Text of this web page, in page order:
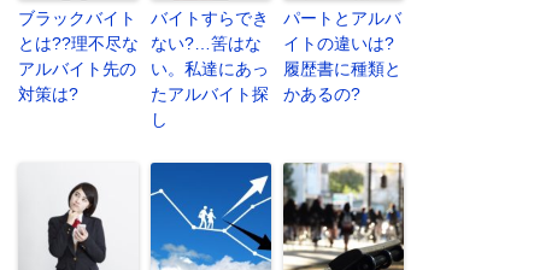
ブラックバイト
とは??理不尽な
アルバイト先の
対策は?
バイトすらでき
ない?…筈はな
い。私達にあっ
たアルバイト探
し
パートとアルバ
イトの違いは?
履歴書に種類と
かあるの?